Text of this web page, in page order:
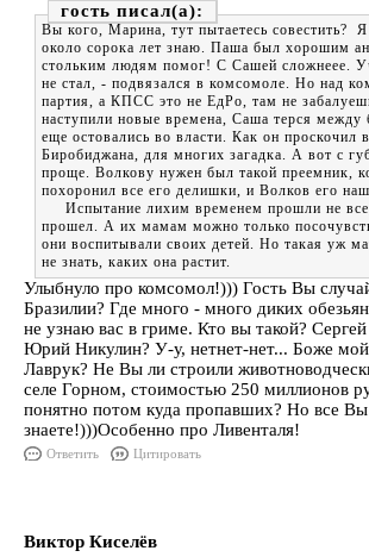
гость
Вы кого, Марина, тут пытаетесь совестить? Я
около сорока лет знаю. Паша был хорошим
стольким людям помог! С Сашей сложнеее.
не стал, - подвязался в комсомоле. Но над
партия, а КПСС это не ЕдРо, там не
наступили новые времена, Саша терся
еще остовались во власти. Как он проскочил
Биробиджана, для многих загадка. А вот с
проще. Волкову нужен был такой преемник,
похоронил все его делишки, и Волков его
Испытание лихим временем прошли не
прошел. А их мамам можно только
они воспитывали своих детей. Но такая уж
не знать, каких она растит.
Улыбнуло про комсомол!))) Гость Вы
Бразилии? Где много - много диких
не узнаю вас в гриме. Кто вы такой?
Юрий Никулин? У-у, нетнет-нет... Боже
Лаврук? Не Вы ли строили
селе Горном, стоимостью 250 миллионов
понятно потом куда пропавших? Но все Вы
знаете!)))Особенно про Ливенталя!
Ответить Цитировать
Виктор Киселёв